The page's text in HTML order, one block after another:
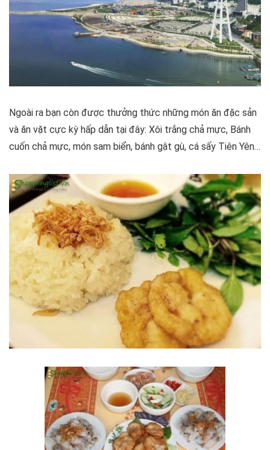
Ngoài ra bạn còn được thưởng thức những món ăn đặc sản
và ăn vặt cực kỳ hấp dẫn tại đây: Xôi trắng chả mực, Bánh
cuốn chả mực, món sam biển, bánh gật gù, cá sấy Tiên Yên…